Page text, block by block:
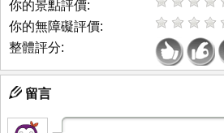
你的景點評價:
你的無障礙評價:
整體評分:
留言